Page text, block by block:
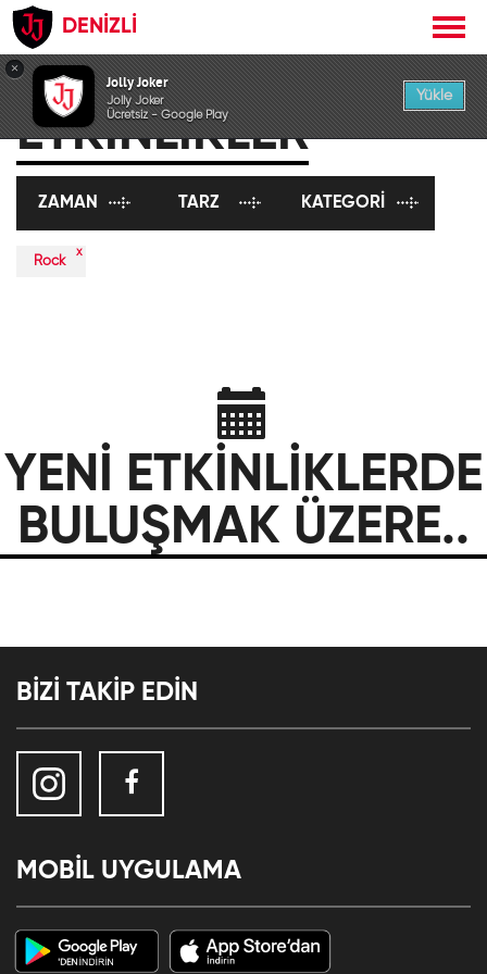
DENİZLİ
ETKİNLİKLER
ZAMAN TARZ KATEGORI
Rock
x
YENİ ETKİNLİKLERDE
BULUŞMAK ÜZERE..
BİZİ TAKİP EDİN
MOBİL UYGULAMA
×
Jolly Joker
Jolly Joker
Ücretsiz - Google Play
Yükle